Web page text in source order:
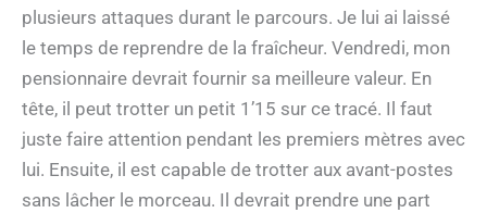
plusieurs attaques durant le parcours. Je lui ai laissé
le temps de reprendre de la fraîcheur. Vendredi, mon
pensionnaire devrait fournir sa meilleure valeur. En
tête, il peut trotter un petit 1’15 sur ce tracé. Il faut
juste faire attention pendant les premiers mètres avec
lui. Ensuite, il est capable de trotter aux avant-postes
sans lâcher le morceau. Il devrait prendre une part